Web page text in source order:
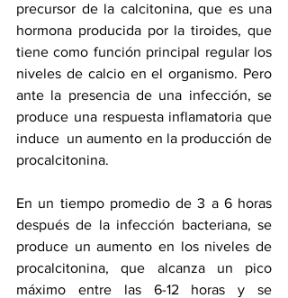
precursor de la calcitonina, que es una
hormona producida por la tiroides, que
tiene como función principal regular los
niveles de calcio en el organismo. Pero
ante la presencia de una infección, se
produce una respuesta inflamatoria que
induce  un aumento en la producción de
procalcitonina.
En un tiempo promedio de 3 a 6 horas
después de la infección bacteriana, se
produce un aumento en los niveles de
procalcitonina, que alcanza un pico
máximo entre las 6-12 horas y se